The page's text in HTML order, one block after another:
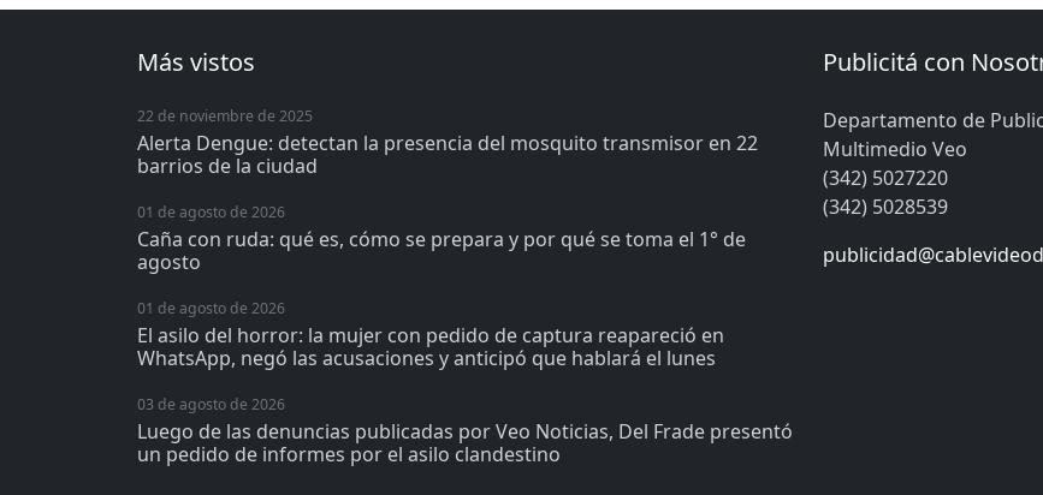
Más vistos
22 de noviembre de 2025
Alerta Dengue: detectan la presencia del mosquito transmisor en 22
barrios de la ciudad
01 de agosto de 2026
Caña con ruda: qué es, cómo se prepara y por qué se toma el 1° de
agosto
01 de agosto de 2026
El asilo del horror: la mujer con pedido de captura reapareció en
WhatsApp, negó las acusaciones y anticipó que hablará el lunes
03 de agosto de 2026
Luego de las denuncias publicadas por Veo Noticias, Del Frade presentó
un pedido de informes por el asilo clandestino
Publicitá con
Departamento de
Multimedio Veo
(342) 5027220
(342) 5028539